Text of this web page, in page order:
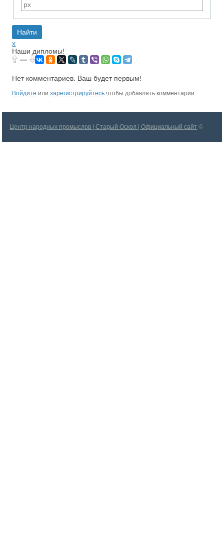
x
Наши дипломы!
—
Нет комментариев. Ваш будет первым!
Войдите илизарегистрируйтесь чтобы добавлять комментарии
Центр народных промыслов | Старый Оскол | Официальный сайт ©